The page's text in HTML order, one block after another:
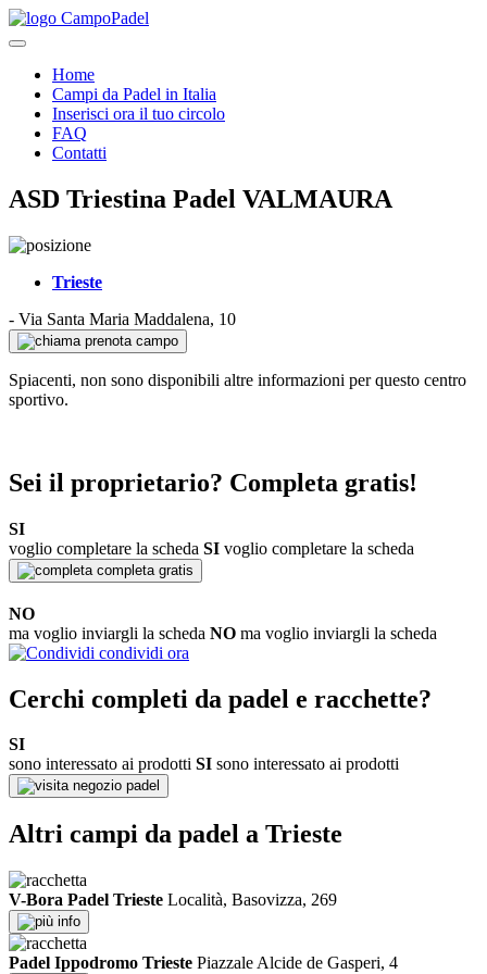
Home
Campi da Padel in Italia
Inserisci ora il tuo circolo
FAQ
Contatti
ASD Triestina Padel VALMAURA
Trieste
- Via Santa Maria Maddalena, 10
prenota campo
Spiacenti, non sono disponibili altre informazioni per questo centro
sportivo.
Sei il proprietario? Completa gratis!
SI
voglio completare la scheda SI voglio completare la scheda
completa gratis
NO
ma voglio inviargli la scheda NO ma voglio inviargli la scheda
condividi ora
Cerchi completi da padel e racchette?
SI
sono interessato ai prodotti SI sono interessato ai prodotti
negozio padel
Altri campi da padel a Trieste
V-Bora Padel Trieste Località, Basovizza, 269
info
Padel Ippodromo Trieste Piazzale Alcide de Gasperi, 4